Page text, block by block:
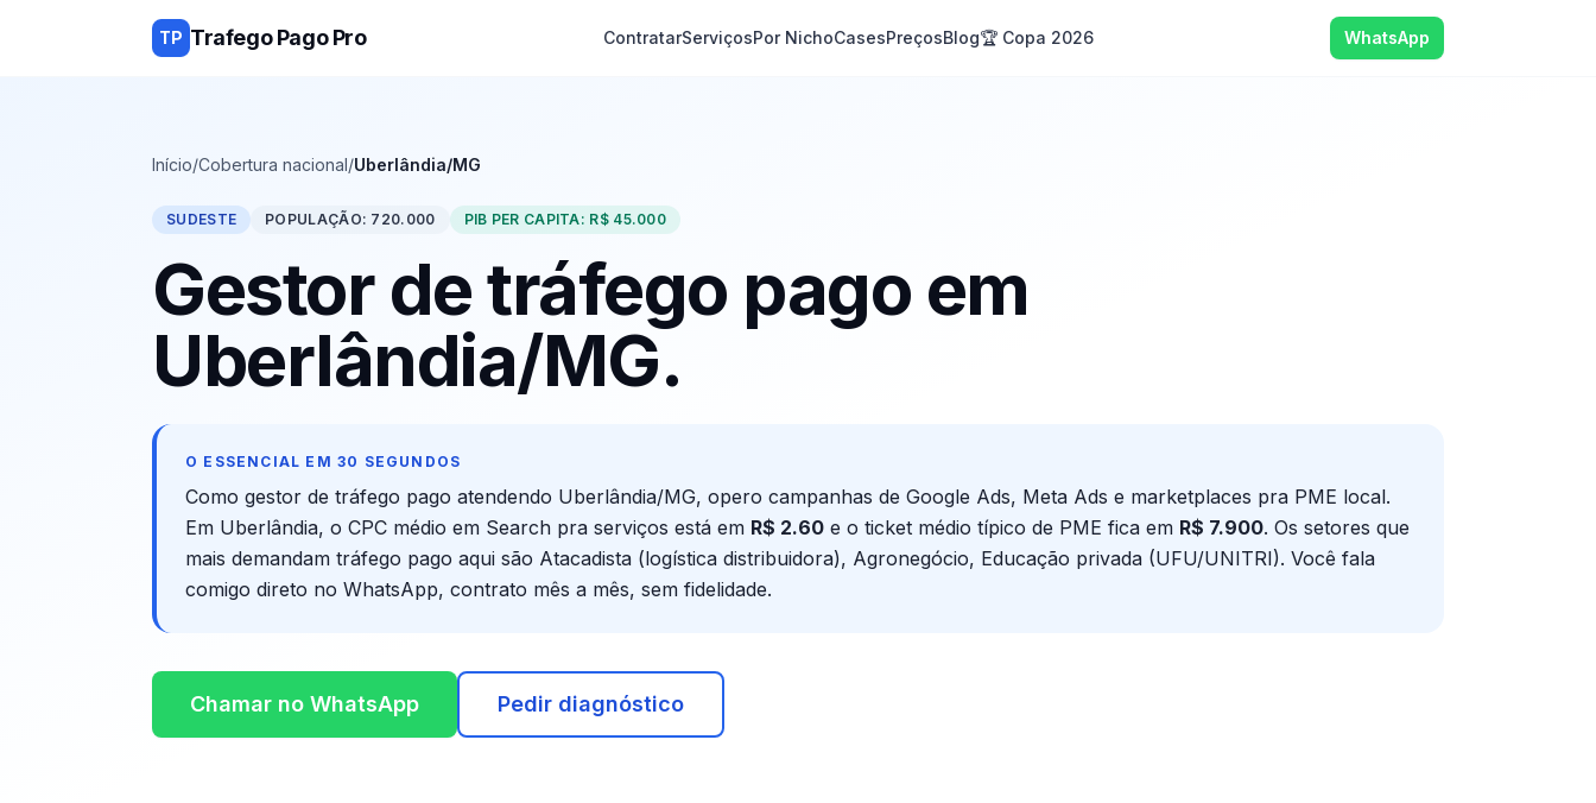
TP Trafego Pago Pro ContratarServiçosPor NichoCasesPreçosBlog🏆 Copa 2026 WhatsApp
Início/Cobertura nacional/Uberlândia/MG
SUDESTE POPULAÇÃO: 720.000 PIB PER CAPITA: R$ 45.000
Gestor de tráfego pago em
Uberlândia/MG.
O ESSENCIAL EM 30 SEGUNDOS
Como gestor de tráfego pago atendendo Uberlândia/MG, opero campanhas de Google Ads, Meta Ads e marketplaces pra PME local.
Em Uberlândia, o CPC médio em Search pra serviços está em R$ 2.60 e o ticket médio típico de PME fica em R$ 7.900. Os setores que
mais demandam tráfego pago aqui são Atacadista (logística distribuidora), Agronegócio, Educação privada (UFU/UNITRI). Você fala
comigo direto no WhatsApp, contrato mês a mês, sem fidelidade.
Chamar no WhatsApp Pedir diagnóstico